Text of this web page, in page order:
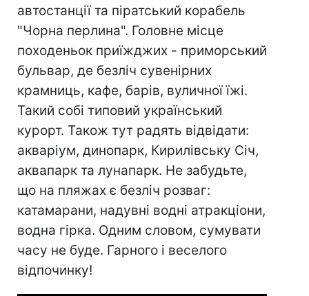
автостанції та піратський корабель
"Чорна перлина". Головне місце
походеньок приїжджих - приморський
бульвар, де безліч сувенірних
крамниць, кафе, барів, вуличної їжі.
Такий собі типовий український
курорт. Також тут радять відвідати:
акваріум, динопарк, Кирилівську Січ,
аквапарк та лунапарк. Не забудьте,
що на пляжах є безліч розваг:
катамарани, надувні водні атракціони,
водна гірка. Одним словом, сумувати
часу не буде. Гарного і веселого
відпочинку!